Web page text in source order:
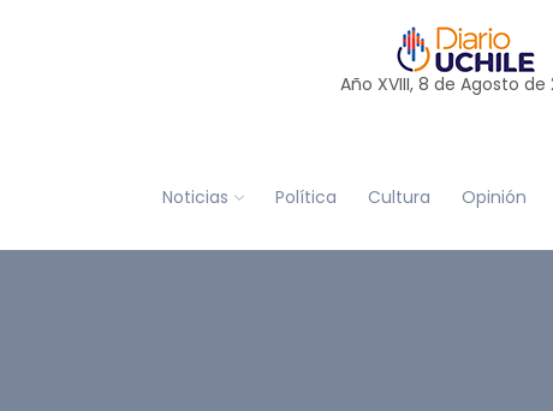
Año XVIII, 8 de Agosto de
Noticias Política Cultura Opinión